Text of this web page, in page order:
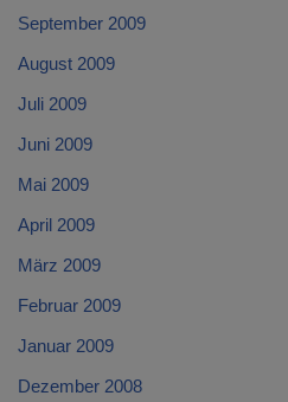
September 2009
August 2009
Juli 2009
Juni 2009
Mai 2009
April 2009
März 2009
Februar 2009
Januar 2009
Dezember 2008